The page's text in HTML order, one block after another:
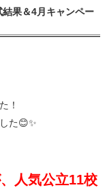
結果＆4月キャンペー
！
た😊✨
人気公立11校